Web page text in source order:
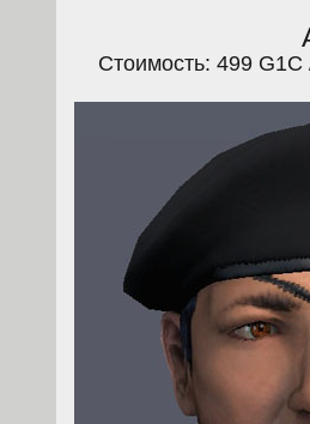
Стоимость: 499